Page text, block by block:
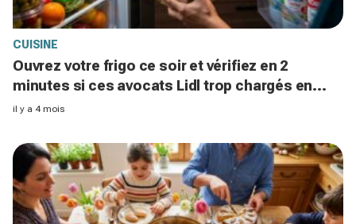
CUISINE
Ouvrez votre frigo ce soir et vérifiez en 2
minutes si ces avocats Lidl trop chargés en
plomb s'y cachent
il y a 4 mois